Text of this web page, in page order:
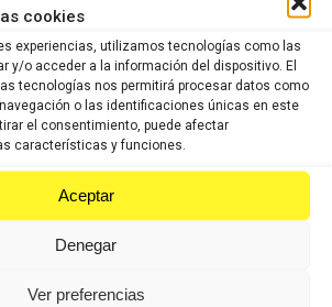
cookies
experiencias, utilizamos tecnologías como las
y/o acceder a la información del dispositivo. El
tecnologías nos permitirá procesar datos como
o las identificaciones únicas en este
el consentimiento, puede afectar
características y funciones.
Aceptar
Denegar
Ver preferencias
un producto con garantía.
ocasión Honda ,HONDA XADV 750cc 2017
on